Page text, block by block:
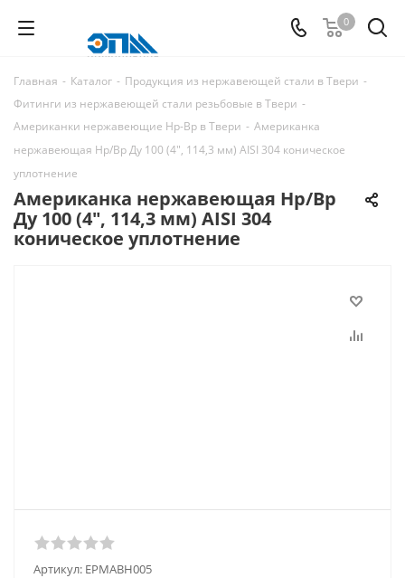
0
Главная - Каталог - Продукция из нержавеющей стали в Твери -
Фитинги из нержавеющей стали резьбовые в Твери -
Американки нержавеющие Нр-Вр в Твери - Американка
нержавеющая Нр/Вр Ду 100 (4", 114,3 мм) AISI 304 коническое
уплотнение
Американка нержавеющая Нр/Вр
Ду 100 (4", 114,3 мм) AISI 304
коническое уплотнение
Артикул: EPMАВН005